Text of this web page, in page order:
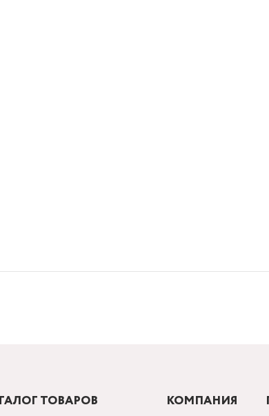
ТОВАРОВ КОМПАНИЯ